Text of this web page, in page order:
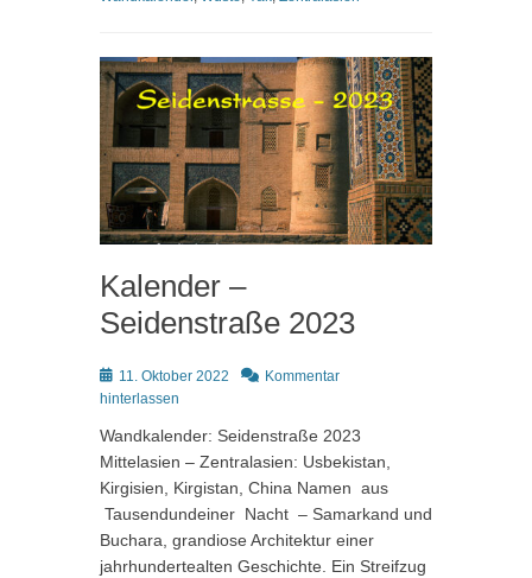
Kalender –
Seidenstraße 2023
Posted
on
11. Oktober 2022
Kommentar
hinterlassen
Wandkalender: Seidenstraße 2023
Mittelasien – Zentralasien: Usbekistan,
Kirgisien, Kirgistan, China Namen aus
Tausendundeiner Nacht – Samarkand und
Buchara, grandiose Architektur einer
jahrhundertealten Geschichte. Ein Streifzug